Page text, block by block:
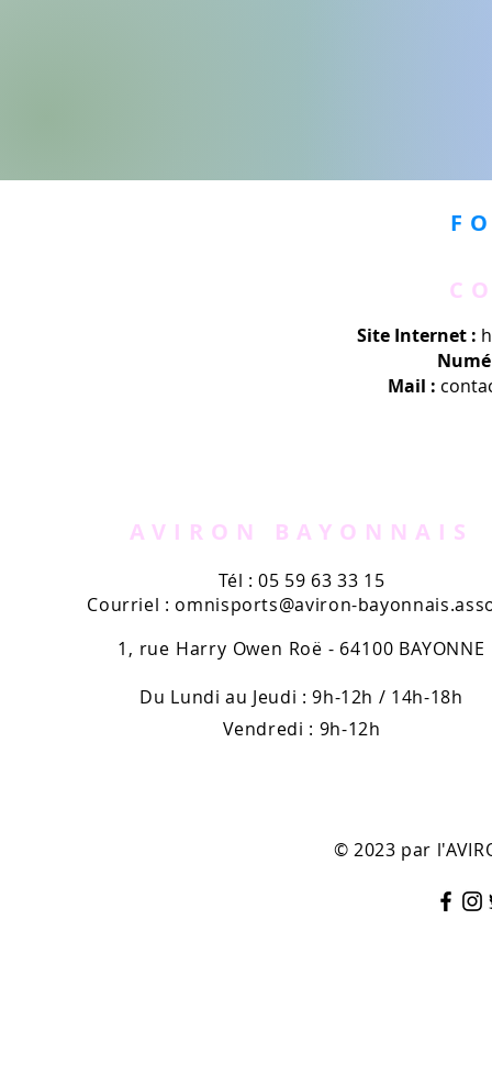
Site Internet :
Mail :
AVIRON BAYONNAIS
Tél : 05 59 63 33 15
Courriel : omnisports@aviron-
1, rue Harry Owen Roë - 64100 BAYONNE
Du Lundi au Jeudi : 9h-12h / 14h-18h
Vendredi : 9h-12h
© 2023 par